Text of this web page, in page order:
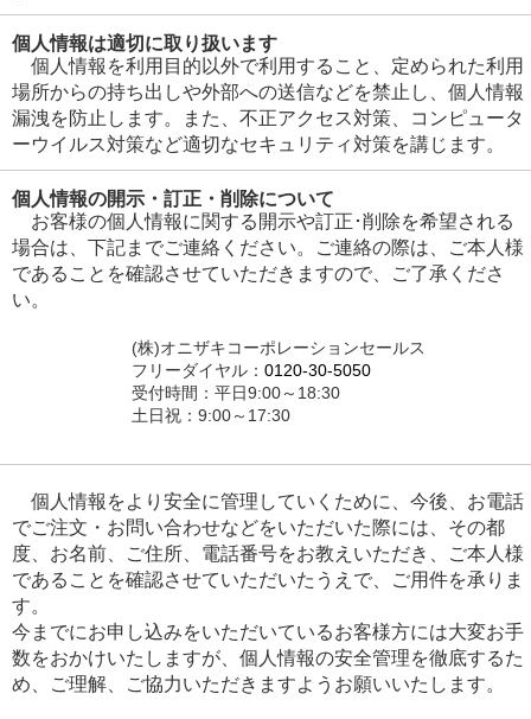
個人情報は適切に取り扱います
個人情報を利用目的以外で利用すること、定められた利用
場所からの持ち出しや外部への送信などを禁止し、個人情報
漏洩を防止します。また、不正アクセス対策、コンピュータ
ーウイルス対策など適切なセキュリティ対策を講じます。
個人情報の開示・訂正・削除について
お客様の個人情報に関する開示や訂正･削除を希望される
場合は、下記までご連絡ください。ご連絡の際は、ご本人様
であることを確認させていただきますので、ご了承くださ
い。
(株)オニザキコーポレーションセールス
フリーダイヤル： 0120-30-5050
受付時間：平日9:00～18:30
土日祝：9:00～17:30
個人情報をより安全に管理していくために、今後、お電話
でご注文・お問い合わせなどをいただいた際には、その都
度、お名前、ご住所、電話番号をお教えいただき、ご本人様
であることを確認させていただいたうえで、ご用件を承りま
す。
今までにお申し込みをいただいているお客様方には大変お手
数をおかけいたしますが、個人情報の安全管理を徹底するた
め、ご理解、ご協力いただきますようお願いいたします。